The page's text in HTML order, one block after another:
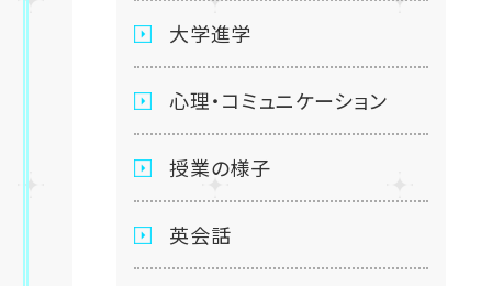
大学進学
心理・コミュニケーション
授業の様子
英会話